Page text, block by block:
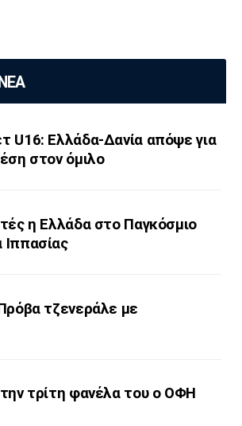
ΝΕΑ
U16: Ελλάδα-Δανία απόψε για
στον όμιλο
η Ελλάδα στο Παγκόσμιο
τζενεράλε με
τρίτη φανέλα του ο ΟΦΗ